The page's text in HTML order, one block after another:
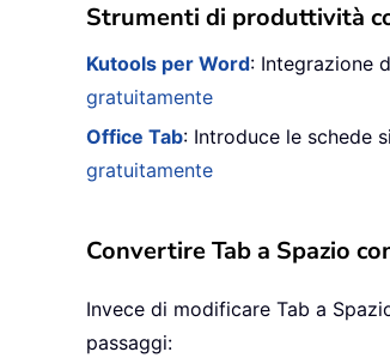
Strumenti di produttività
Kutools per Word: Integrazione
gratuitamente
Office Tab: Introduce le schede
gratuitamente
Convertire Tab a Spazio
Invece di modificare Tab a
passaggi: